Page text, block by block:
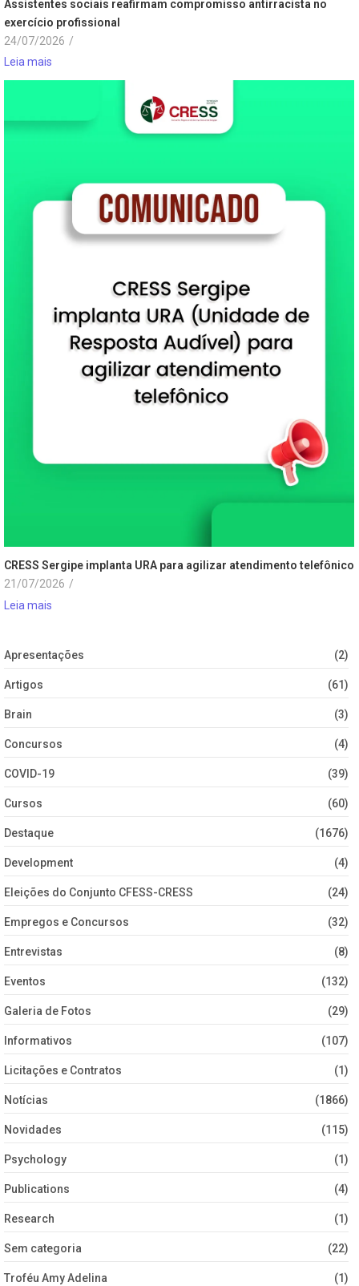
Assistentes sociais reafirmam compromisso antirracista no
exercício profissional
24/07/2026 /
Leia mais
CRESS Sergipe implanta URA para agilizar atendimento telefônico
21/07/2026 /
Leia mais
Apresentações (2)
Artigos (61)
Brain (3)
Concursos (4)
COVID-19 (39)
Cursos (60)
Destaque (1676)
Development (4)
Eleições do Conjunto CFESS-CRESS (24)
Empregos e Concursos (32)
Entrevistas (8)
Eventos (132)
Galeria de Fotos (29)
Informativos (107)
Licitações e Contratos (1)
Notícias (1866)
Novidades (115)
Psychology (1)
Publications (4)
Research (1)
Sem categoria (22)
Troféu Amy Adelina (1)